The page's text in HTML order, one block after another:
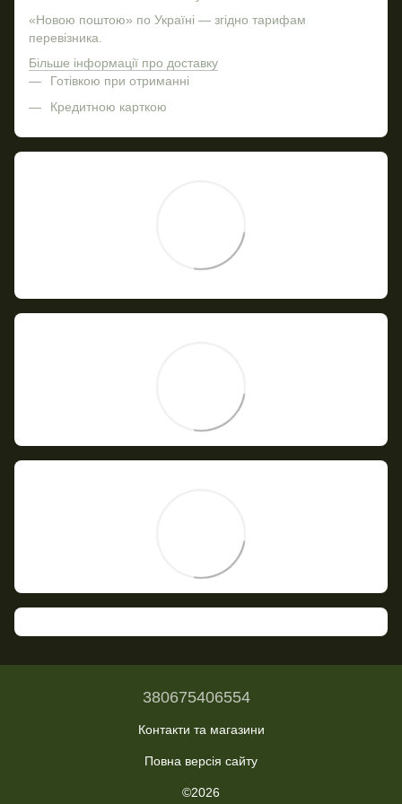
«Новою поштою» по Україні — згідно тарифам
перевізника.
Більше інформації про доставку
Готівкою при отриманні
Кредитною карткою
380675406554
Контакти та магазини
Повна версія сайту
©2026